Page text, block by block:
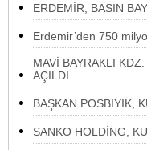
ERDEMİR, BASIN
Erdemir’den 750
MAVİ BAYRAKLI
AÇILDI
BAŞKAN POSBIYIK,
SANKO HOLDİNG,